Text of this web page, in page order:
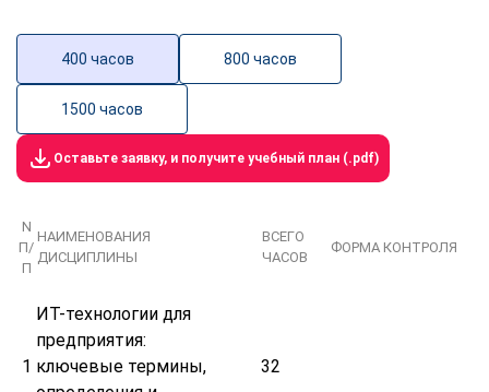
400 часов 800 часов
1500 часов
Оставьте заявку, и получите учебный план (.pdf)
N
П/
П
НАИМЕНОВАНИЯ
ДИСЦИПЛИНЫ
ВСЕГО
ЧАСОВ
ФОРМА КОНТРОЛЯ
1
ИТ-технологии для
предприятия:
ключевые термины,
32